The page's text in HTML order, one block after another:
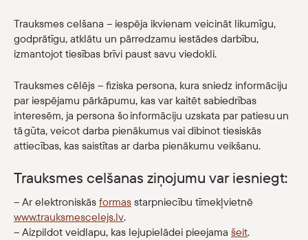
Skolām Parādīt
Veikals
eMuzejs
Lasi viegli
Trauksmes celšana – iespēja ikvienam veicināt likumīgu,
godprātīgu, atklātu un pārredzamu iestādes darbību,
izmantojot tiesības brīvi paust savu viedokli.
Trauksmes cēlējs – fiziska persona, kura sniedz informāciju
par iespējamu pārkāpumu, kas var kaitēt sabiedrības
interesēm, ja persona šo informāciju uzskata par patiesu un
tā gūta, veicot darba pienākumus vai dibinot tiesiskās
attiecības, kas saistītas ar darba pienākumu veikšanu.
Trauksmes celšanas ziņojumu var iesniegt:
– Ar elektroniskās formas starpniecību tīmekļvietnē
www.trauksmescelejs.lv.
– Aizpildot veidlapu, kas lejupielādei pieejama šeit.